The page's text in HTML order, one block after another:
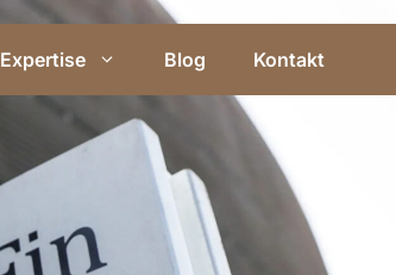
Expertise Blog Kontakt